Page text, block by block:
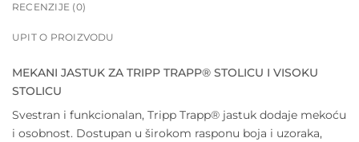
RECENZIJE (0)
UPIT O PROIZVODU
MEKANI JASTUK ZA TRIPP TRAPP® STOLICU I VISOKU
STOLICU
Svestran i funkcionalan, Tripp Trapp® jastuk dodaje mekoću
i osobnost. Dostupan u širokom rasponu boja i uzoraka,